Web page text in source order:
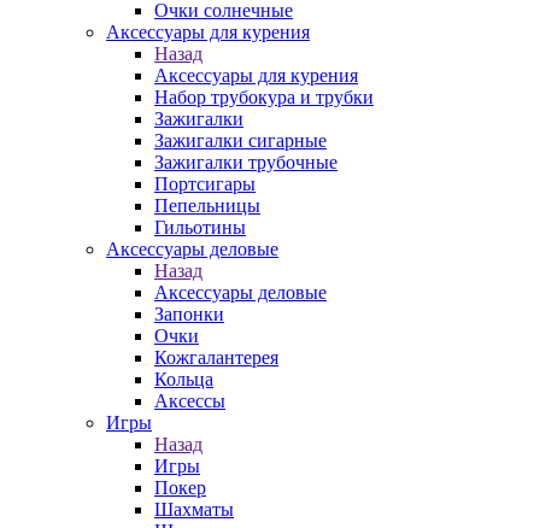
Очки солнечные
Аксессуары для курения
Назад
Аксессуары для курения
Набор трубокура и трубки
Зажигалки
Зажигалки сигарные
Зажигалки трубочные
Портсигары
Пепельницы
Гильотины
Аксессуары деловые
Назад
Аксессуары деловые
Запонки
Очки
Кожгалантерея
Кольца
Аксессы
Игры
Назад
Игры
Покер
Шахматы